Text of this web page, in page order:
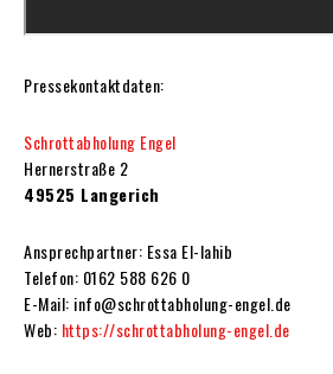
Pressekontaktdaten:
Schrottabholung Engel
Hernerstraße 2
49525 Langerich
Ansprechpartner: Essa El-lahib
Telefon: 0162 588 626 0
E-Mail: info@schrottabholung-engel.de
Web: https://schrottabholung-engel.de